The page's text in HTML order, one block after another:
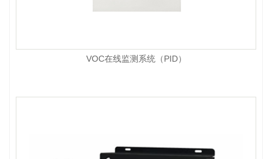
VOC在线监测系统（PID）